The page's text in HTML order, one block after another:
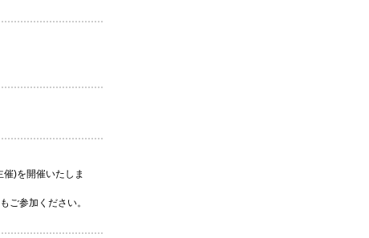
催)を開催いたしま
ご参加ください。